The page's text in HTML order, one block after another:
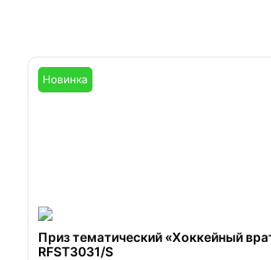
Новинка
Приз тематический «Хоккейный
RFST3031/S